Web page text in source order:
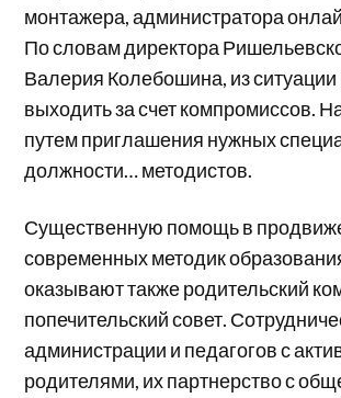
монтажера, администратора
По словам директора
Валерия Колебошина, из ситуации
выходить за счет компромиссов.
путем приглашения нужных
должности… методистов.
Существенную помощь в
современных методик
оказывают также родительский
попечительский совет.
администрации и педагогов с
родителями, их партнерство с